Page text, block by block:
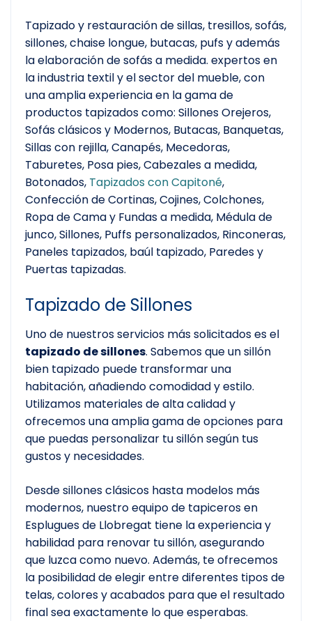
Tapizado y restauración de sillas, tresillos, sofás,
sillones, chaise longue, butacas, pufs y además
la elaboración de sofás a medida. expertos en
la industria textil y el sector del mueble, con
una amplia experiencia en la gama de
productos tapizados como: Sillones Orejeros,
Sofás clásicos y Modernos, Butacas, Banquetas,
Sillas con rejilla, Canapés, Mecedoras,
Taburetes, Posa pies, Cabezales a medida,
Botonados, Tapizados con Capitoné,
Confección de Cortinas, Cojines, Colchones,
Ropa de Cama y Fundas a medida, Médula de
junco, Sillones, Puffs personalizados, Rinconeras,
Paneles tapizados, baúl tapizado, Paredes y
Puertas tapizadas.
Tapizado de Sillones
Uno de nuestros servicios más solicitados es el
tapizado de sillones. Sabemos que un sillón
bien tapizado puede transformar una
habitación, añadiendo comodidad y estilo.
Utilizamos materiales de alta calidad y
ofrecemos una amplia gama de opciones para
que puedas personalizar tu sillón según tus
gustos y necesidades.
Desde sillones clásicos hasta modelos más
modernos, nuestro equipo de tapiceros en
Esplugues de Llobregat tiene la experiencia y
habilidad para renovar tu sillón, asegurando
que luzca como nuevo. Además, te ofrecemos
la posibilidad de elegir entre diferentes tipos de
telas, colores y acabados para que el resultado
final sea exactamente lo que esperabas.